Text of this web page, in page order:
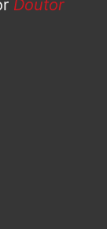
Doutor